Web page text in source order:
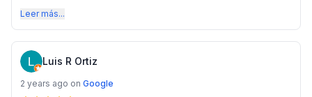
Leer más...
Luis R Ortiz
2 years ago on Google